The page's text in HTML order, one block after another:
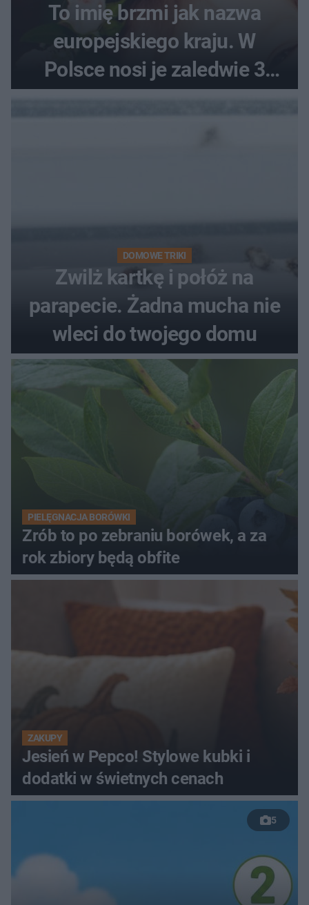
To imię brzmi jak nazwa
europejskiego kraju. W
Polsce nosi je zaledwie 3
DOMOWE TRIKI
Zwilż kartkę i połóż na
parapecie. Żadna mucha nie
wleci do twojego domu
PIELĘGNACJA BORÓWKI
Zrób to po zebraniu borówek, a za
rok zbiory będą obfite
ZAKUPY
Jesień w Pepco! Stylowe kubki i
dodatki w świetnych cenach
5